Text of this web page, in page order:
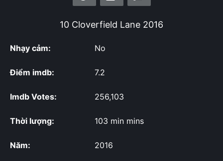
10 Cloverfield Lane 2016
Nhạy cảm: No
Điểm imdb: 7.2
Imdb Votes: 256,103
Thời lượng: 103 min mins
Năm: 2016